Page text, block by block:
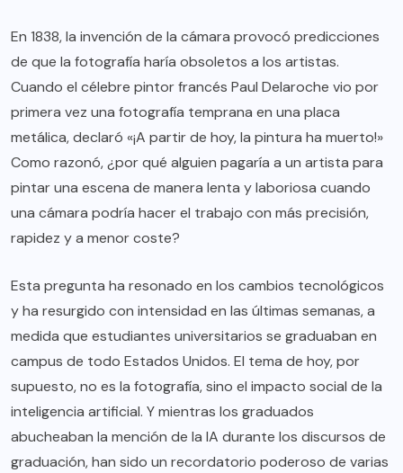
En 1838, la invención de la cámara provocó predicciones
de que la fotografía haría obsoletos a los artistas.
Cuando el célebre pintor francés Paul Delaroche vio por
primera vez una fotografía temprana en una placa
metálica, declaró «¡A partir de hoy, la pintura ha muerto!»
Como razonó, ¿por qué alguien pagaría a un artista para
pintar una escena de manera lenta y laboriosa cuando
una cámara podría hacer el trabajo con más precisión,
rapidez y a menor coste?
Esta pregunta ha resonado en los cambios tecnológicos
y ha resurgido con intensidad en las últimas semanas, a
medida que estudiantes universitarios se graduaban en
campus de todo Estados Unidos. El tema de hoy, por
supuesto, no es la fotografía, sino el impacto social de la
inteligencia artificial. Y mientras los graduados
abucheaban la mención de la IA durante los discursos de
graduación, han sido un recordatorio poderoso de varias